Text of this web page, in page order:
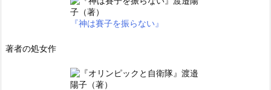
『神は賽子を振らない』
著者の処女作